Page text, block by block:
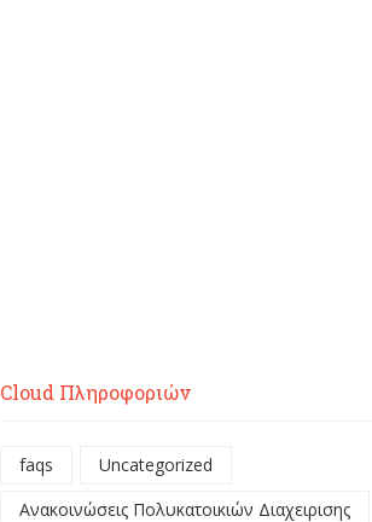
Cloud Πληροφοριών
faqs
Uncategorized
Ανακοινώσεις Πολυκατοικιών Διαχειρισης